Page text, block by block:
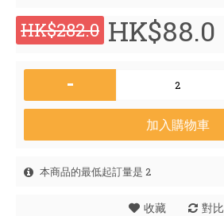
HK$282.0 HK$88.0
-
加入購物車
本商品的最低起訂量是 2
收藏 對比